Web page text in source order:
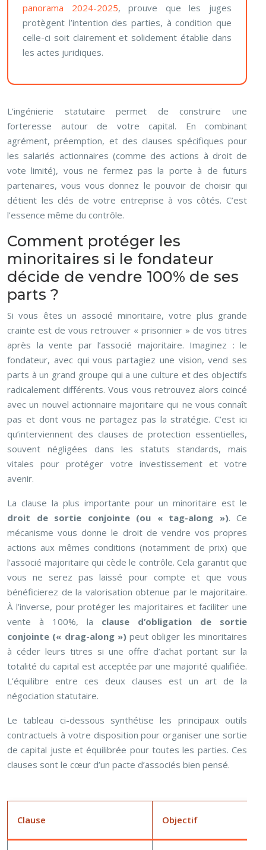
panorama 2024-2025, prouve que les juges
protègent l’intention des parties, à condition que
celle-ci soit clairement et solidement établie dans
les actes juridiques.
L’ingénierie statutaire permet de construire une
forteresse autour de votre capital. En combinant
agrément, préemption, et des clauses spécifiques pour
les salariés actionnaires (comme des actions à droit de
vote limité), vous ne fermez pas la porte à de futurs
partenaires, vous vous donnez le pouvoir de choisir qui
détient les clés de votre entreprise à vos côtés. C’est
l’essence même du contrôle.
Comment protéger les
minoritaires si le fondateur
décide de vendre 100% de ses
parts ?
Si vous êtes un associé minoritaire, votre plus grande
crainte est de vous retrouver « prisonnier » de vos titres
après la vente par l’associé majoritaire. Imaginez : le
fondateur, avec qui vous partagiez une vision, vend ses
parts à un grand groupe qui a une culture et des objectifs
radicalement différents. Vous vous retrouvez alors coincé
avec un nouvel actionnaire majoritaire qui ne vous connaît
pas et dont vous ne partagez pas la stratégie. C’est ici
qu’interviennent des clauses de protection essentielles,
souvent négligées dans les statuts standards, mais
vitales pour protéger votre investissement et votre
avenir.
La clause la plus importante pour un minoritaire est le
droit de sortie conjointe (ou « tag-along »). Ce
mécanisme vous donne le droit de vendre vos propres
actions aux mêmes conditions (notamment de prix) que
l’associé majoritaire qui cède le contrôle. Cela garantit que
vous ne serez pas laissé pour compte et que vous
bénéficierez de la valorisation obtenue par le majoritaire.
À l’inverse, pour protéger les majoritaires et faciliter une
vente à 100%, la clause d’obligation de sortie
conjointe (« drag-along »)peut obliger les minoritaires
à céder leurs titres si une offre d’achat portant sur la
totalité du capital est acceptée par une majorité qualifiée.
L’équilibre entre ces deux clauses est un art de la
négociation statutaire.
Le tableau ci-dessous synthétise les principaux outils
contractuels à votre disposition pour organiser une sortie
de capital juste et équilibrée pour toutes les parties. Ces
clauses sont le cœur d’un pacte d’associés bien pensé.
Clause Objectif